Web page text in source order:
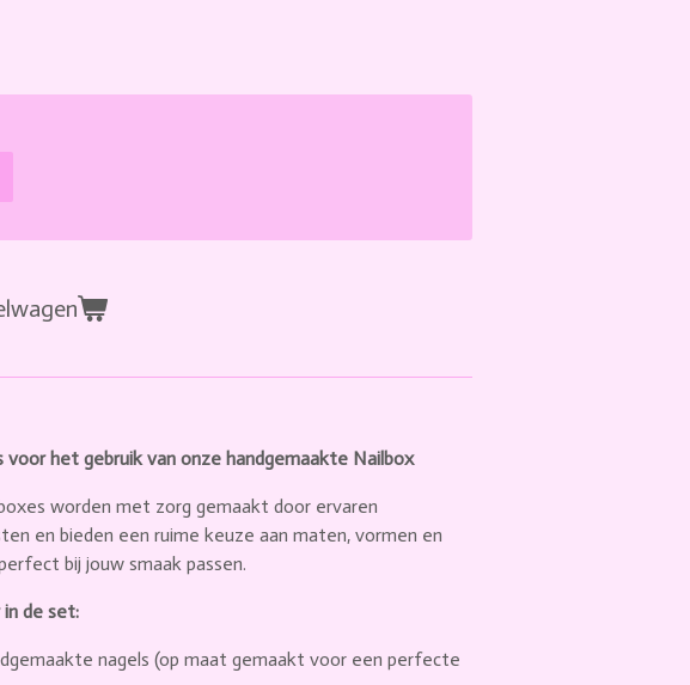
voor het gebruik van onze handgemaakte Nailbox
worden met zorg gemaakt door ervaren
en bieden een ruime keuze aan maten, vormen en
bij jouw smaak passen.
de set:
nagels (op maat gemaakt voor een perfecte